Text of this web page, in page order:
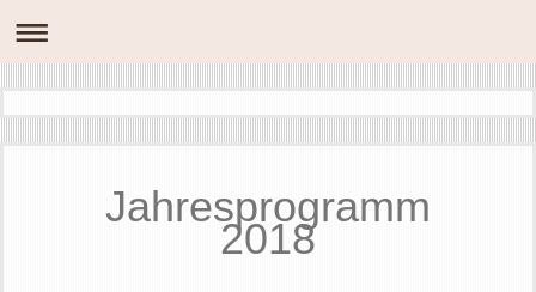
Jahresprogramm
2018